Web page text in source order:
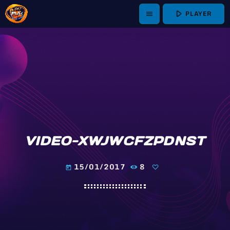
menu play_arrow PLAYER
VIDEO-XWJWCFZPDNST
today 15/01/2017 8